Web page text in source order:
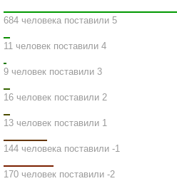
684 человека поставили 5
11 человек поставили 4
9 человек поставили 3
16 человек поставили 2
13 человек поставили 1
144 человека поставили -1
170 человек поставили -2